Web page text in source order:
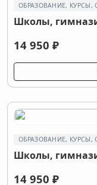
ОБРАЗОВАНИЕ, КУРСЫ,
Школы,
14 950 ₽
ОБРАЗОВАНИЕ, КУРСЫ,
Школы,
14 950 ₽